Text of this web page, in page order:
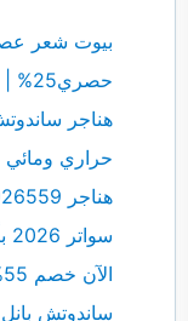
حصري25% | بيوت شعر ملكي
حراري ومائي
هناجر 0559926559 | تركيب هناجر | مقاول هناجر
الآن خصم 55%| 0559926559